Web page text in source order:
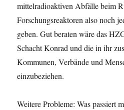
mittelradioaktiven Abfälle beim
Forschungsreaktoren also noch
geben. Gut beraten wäre das
Schacht Konrad und die in ihr
Kommunen, Verbände und
einzubeziehen.
Weitere Probleme: Was passiert